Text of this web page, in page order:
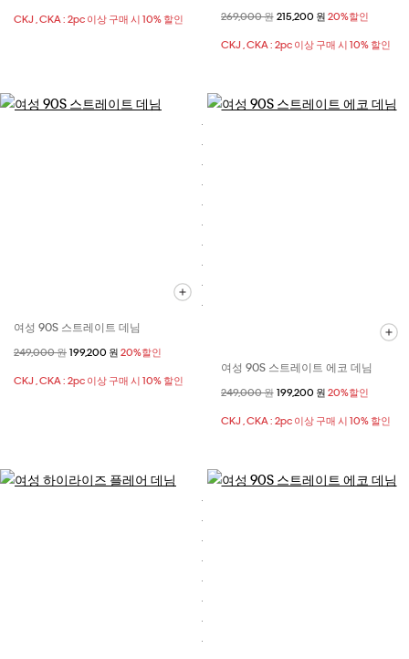
CKJ , CKA : 2pc 이상 구매 시 10% 할인 할인 전 가격
269,000 원할인된 가격
215,200 원 20%할인
CKJ , CKA : 2pc 이상 구매 시 10% 할인
여성 90S 스트레이트 데님
할인 전 가격
249,000 원 할인된 가격
199,200 원 20%할인
CKJ , CKA : 2pc 이상 구매 시 10% 할인
여성 90S 스트레이트 에코 데님
할인 전 가격
249,000 원할인된 가격
199,200 원 20%할인
CKJ , CKA : 2pc 이상 구매 시 10% 할인